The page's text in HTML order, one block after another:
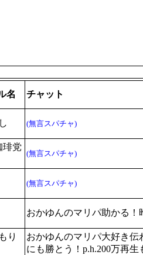
名 チャット
(無言スパチャ)
琲党
(無言スパチャ)
(無言スパチャ)
おかゆんのマリパ助かる！
り
おかゆんのマリパ大好き
にも勝とう！p.h.200万再生